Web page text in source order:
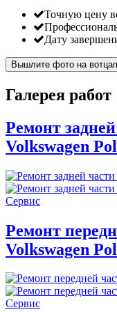
Точную цену
Дату
Вышлите фото на вотцап
Галерея работ
Ремонт
Volkswagen
Ремонт
Volkswagen